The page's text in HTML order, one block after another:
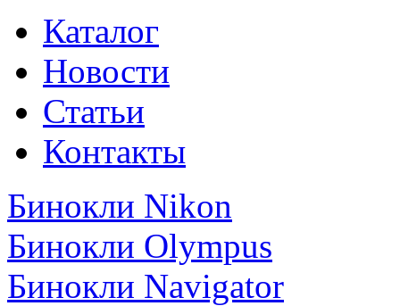
Каталог
Новости
Статьи
Контакты
Бинокли Nikon
Бинокли Olympus
Бинокли Navigator